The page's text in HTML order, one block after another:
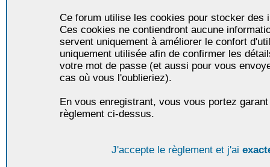
Ce forum utilise les cookies pour stocker des
Ces cookies ne contiendront aucune
servent uniquement à améliorer le confort
uniquement utilisée afin de confirmer les
votre mot de passe (et aussi pour vous
cas où vous l'oublieriez).
En vous enregistrant, vous vous portez
règlement ci-dessus.
J'accepte le règlement et j'ai